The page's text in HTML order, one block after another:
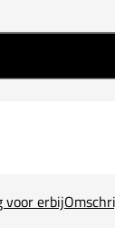
voor erbij